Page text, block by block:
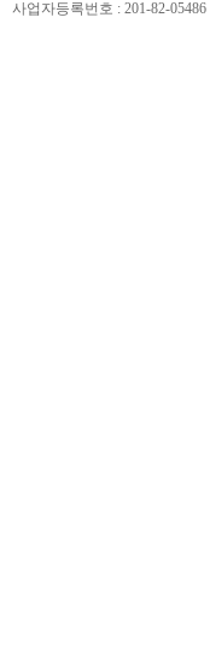
사업자등록번호 : 201-82-